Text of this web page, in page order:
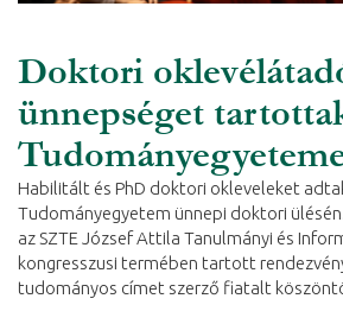
Doktori
ünnepséget
Habilitált és PhD doktori okleveleket
Tudományegyetem ünnepi doktori ülésén.
az SZTE József Attila Tanulmányi és
kongresszusi termében tartott
tudományos címet szerző fiatalt